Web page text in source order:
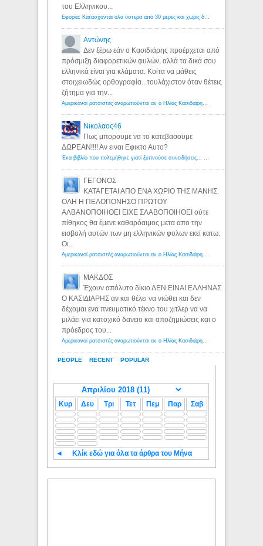
PEOPLE RECENT POPULAR
του Ελληνικου...
Εφορία: Κατάσχονται όλα ύστερα από 30 μέρες και χωρίς δικαστικές αποφάσεις - Λόγιος Ερμής
Αντώνης
Δεν ξέρω εάν ο Κασιδιάρης προέρχεται από
πρόσμιξη διαφορετικών φυλών, αλλά τα δικά σου
ελληνικά είναι για κλάματα. Κοίτα να μάθεις
στοιχειωδώς ορθογραφία...τουλάχιστον όταν θέτεις
ζήτημα για την...
Αμερικανοί ρατσιστές αναρωτιούνται αν ο Ηλίας Κασιδιάρης ανήκει στη λευκή φυλή... - Λόγιος Ερμής
Νικολαος46
Πως μπορουμε να το κατεβασουμε
ΔΩΡΕΑΝ!!!! Αν ειναι Εφικτο Αυτο?
Ένα βιβλίο που πολεμήθηκε γιατί ξυπνούσε συνειδήσεις... - Λόγιος Ερμής | Η γνώση ξεκινάει με την αναζήτηση...
ΓΕΓΟΝΟΣ
ΚΑΤΑΓΕΤΑΙ ΑΠΟ ΕΝΑ ΧΩΡΙΟ ΤΗΣ ΜΑΝΗΣ.
ΟΛΗ Η ΠΕΛΟΠΟΝΗΣΟ ΠΡΩΤΟΥ
ΑΛΒΑΝΟΠΟΙΗΘΕΙ ΕΙΧΕ ΣΛΑΒΟΠΟΙΗΘΕΙ ούτε
πίθηκος θα έμενε καθαρόαιμος μετα απο την
εισβολή αυτών των μη ελληνικών φυλων εκεί κατω.
Οι...
Αμερικανοί ρατσιστές αναρωτιούνται αν ο Ηλίας Κασιδιάρης ανήκει στη λευκή φυλή... - Λόγιος Ερμής
ΜΑΚΔΟΣ
Έχουν απόλυτο δίκιο ΔΕΝ ΕΙΝΑΙ ΕΛΛΗΝΑΣ
Ο ΚΑΣΙΔΙΑΡΗΣ αν και θέλει να νιώθει και δεν
δέχομαι ενα πνευματικό τέκνο του χιτλερ να να
μιλάει για κατοχικό δανειο και αποζημιώσεις και ο
πρόεδρος του...
Αμερικανοί ρατσιστές αναρωτιούνται αν ο Ηλίας Κασιδιάρης ανήκει στη λευκή φυλή... - Λόγιος Ερμής
Κυρ Δευ Τρι Τετ Πεμ Παρ Σαβ
◄ Κλίκ εδώ για όλα τα άρθρα του Μήνα